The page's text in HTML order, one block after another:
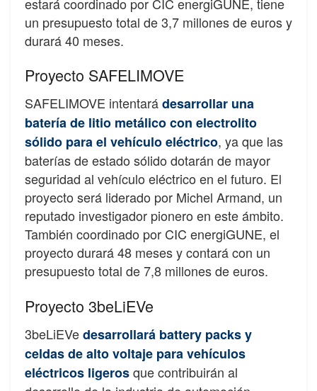
un presupuesto total de 3,7 millones de euros y
durará 40 meses.
Proyecto SAFELIMOVE
SAFELIMOVE intentarádesarrollar una
batería de litio metálico con electrolito
sólido para el vehículo eléctrico, ya que las
baterías de estado sólido dotarán de mayor
seguridad al vehículo eléctrico en el futuro. El
proyecto será liderado por Michel Armand, un
reputado investigador pionero en este ámbito.
También coordinado por CIC energiGUNE, el
proyecto durará 48 meses y contará con un
presupuesto total de 7,8 millones de euros.
Proyecto 3beLiEVe
3beLiEVedesarrollará battery packs y
celdas de alto voltaje para vehículos
eléctricos ligerosque contribuirán al